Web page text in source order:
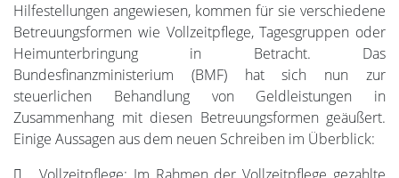
Hilfestellungen angewiesen, kommen für sie verschiedene
Betreuungsformen wie Vollzeitpflege, Tagesgruppen oder
Heimunterbringung in Betracht. Das
Bundesfinanzministerium (BMF) hat sich nun zur
steuerlichen Behandlung von Geldleistungen in
Zusammenhang mit diesen Betreuungsformen geäußert.
Einige Aussagen aus dem neuen Schreiben im Überblick: